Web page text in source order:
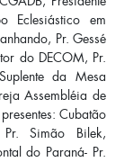
Eclesiástico em
Pr. Gessé
do DECOM, Pr.
da Mesa
Assembléia de
Cubatão
Simão Bilek,
do Paraná- Pr.